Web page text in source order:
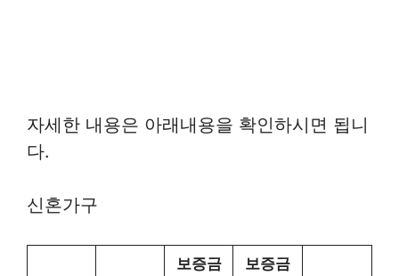
자세한 내용은 아래내용을 확인하시면 됩니
다.
신혼가구
보증금
보증금